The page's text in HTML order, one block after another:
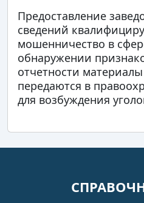
Предоставление
сведений
мошенничество в
обнаружении
отчетности
передаются в
для возбуждения